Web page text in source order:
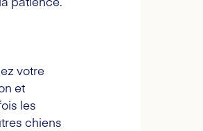
votre
et
les
chiens